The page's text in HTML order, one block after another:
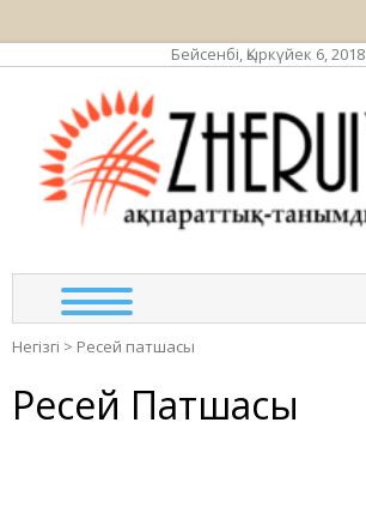
Бейсенбі, Қыркүйек 6, 2018
Негізгі > Ресей патшасы
Ресей Патшасы